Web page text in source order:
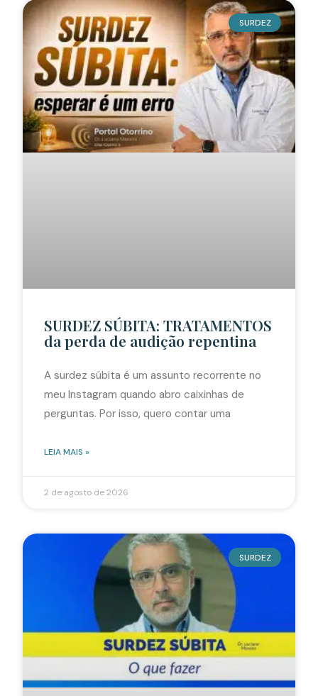
SURDEZ
SURDEZ SÚBITA: TRATAMENTOS
da perda de audição repentina
A surdez súbita é um assunto recorrente no
meu Instagram quando abro caixinhas de
perguntas. Por isso, quero contar uma
LEIA MAIS »
2 de agosto de 2026
SURDEZ